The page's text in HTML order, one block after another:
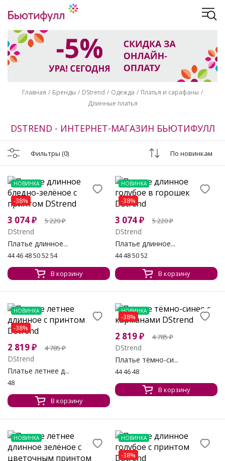
Главная Бренды DStrend Одежда
Платья и сарафаны
Длинные платья
DSTREND - ИНТЕРНЕТ-МАГАЗИН БЬЮТИФУЛЛ
Фильтры (0) По новинкам
НОВИНКА
-38%
3 074₽ 5 220₽
DStrend
Платье длинное...
44 46 48 50 52 54
В корзину
НОВИНКА
-38%
3 074₽ 5 220₽
DStrend
Платье длинное...
44 48 50 52
В корзину
НОВИНКА
-38%
2 819₽ 4 785₽
DStrend
Платье летнее д...
48
В корзину
НОВИНКА
-38%
2 819₽ 4 785₽
DStrend
Платье тёмно-си...
44 46 48
В корзину
НОВИНКА НОВИНКА
-38%